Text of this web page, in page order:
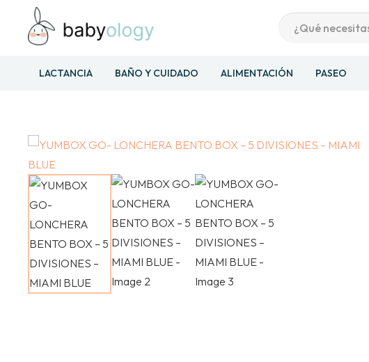
LACTANCIA BAÑO Y CUIDADO ALIMENTACIÓN PASEO